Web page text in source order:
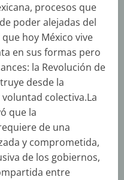
procesos que
poder alejadas del
hoy México vive
en sus formas pero
la Revolución de
desde la
colectiva.La
que la
de una
y comprometida,
de los gobiernos,
entre